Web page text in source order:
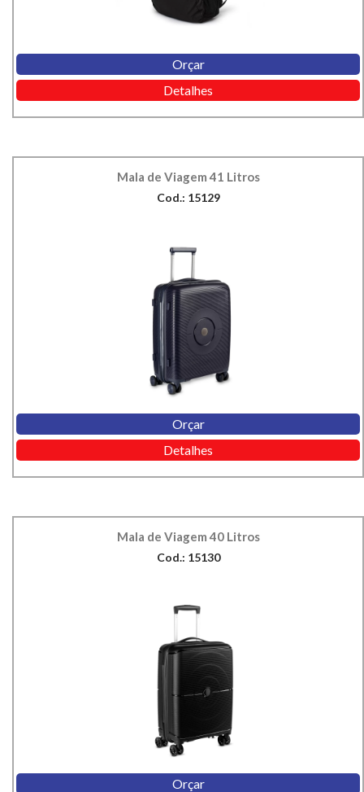
Orçar
Detalhes
Mala de Viagem 41 Litros
Cod.: 15129
Orçar
Detalhes
Mala de Viagem 40 Litros
Cod.: 15130
Orçar